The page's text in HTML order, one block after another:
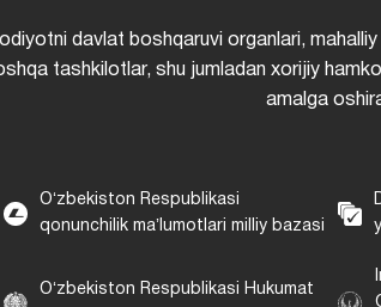
davlat boshqaruvi organlari,
tashkilotlar, shu jumladan xorijiy
amalga
Oʻzbekiston Respublikasi
qonunchilik maʼlumotlari milliy bazasi
Oʻzbekiston Respublikasi Hukumat